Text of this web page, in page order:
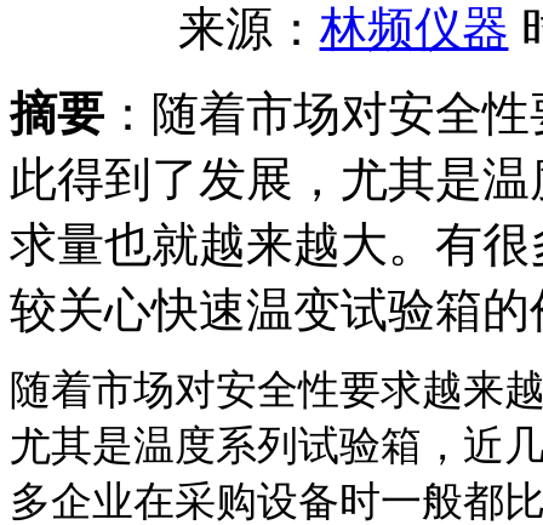
来源： 林频仪器
摘要 ：随着市场对安全
此得到了发展，尤其是
求量也就越来越大。有
较关心快速温变试验箱的
随着市场对安全性要求越来
尤其是温度系列试验箱，近
多企业在采购设备时一般都